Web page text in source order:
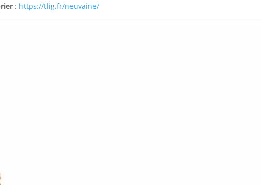
: https://tlig.fr/neuvaine/